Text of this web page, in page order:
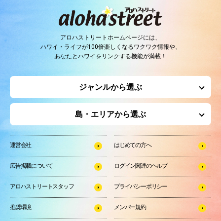
アロハストリートホームページには、
ハワイ・ライフが100倍楽しくなるワクワク情報や、
あなたとハワイをリンクする機能が満載！
ジャンルから選ぶ
島・エリアから選ぶ
運営会社 はじめての方へ
広告掲載について ログイン関連のヘルプ
アロハストリートスタッフ プライバシーポリシー
推奨環境 メンバー規約